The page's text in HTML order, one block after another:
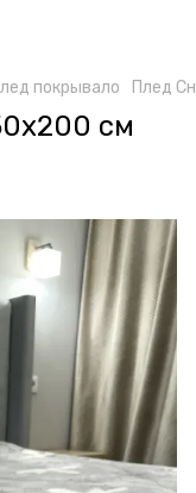
покрывало Плед
см